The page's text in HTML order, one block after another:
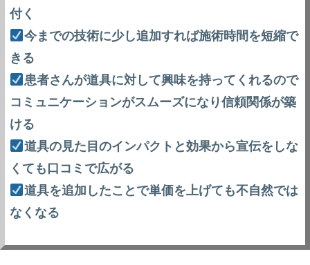
付く
今までの技術に少し追加すれば施術時間を短縮で
きる
患者さんが道具に対して興味を持ってくれるので
コミュニケーションがスムーズになり信頼関係が築
ける
道具の見た目のインパクトと効果から宣伝をしな
くても口コミで広がる
道具を追加したことで単価を上げても不自然では
なくなる